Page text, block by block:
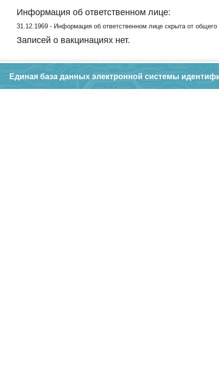
Информация об ответственном лице:
31.12.1969 - Информация об ответственном лице скрыта от общего
Записей о вакцинациях нет.
Единая база данных электронной системы